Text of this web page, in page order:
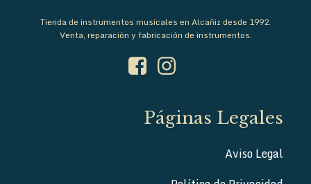
Tienda de instrumentos musicales en Alcañiz desde 1992.
Venta, reparación y fabricación de instrumentos.
Páginas Legales
Aviso Legal